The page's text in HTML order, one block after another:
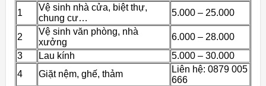
1
Vệ sinh nhà cửa, biệt thự,
chung cư…
5.000 – 25.000
2
Vệ sinh văn phòng, nhà
xưởng
6.000 – 28.000
3
Lau kính
5.000 – 30.000
4
Giặt nệm, ghế, thảm
Liên hệ: 0879 005
666